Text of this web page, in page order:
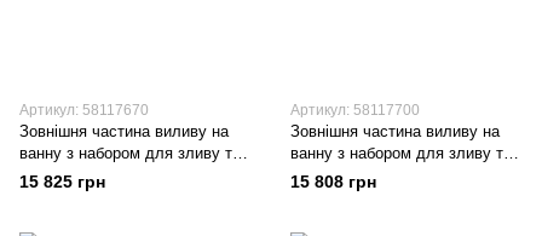
Артикул: 58117670
Зовнішня частина виливу на
ванну з набором для зливу та
переливу hansgrohe Exafill S
58117670 чорний
15 825 грн
Артикул: 58117700
Зовнішня частина виливу на
ванну з набором для зливу та
переливу hansgrohe Exafill S
58117700 білий
15 808 грн